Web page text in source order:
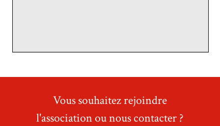
Vous souhaitez rejoindre
l'association ou nous contacter ?